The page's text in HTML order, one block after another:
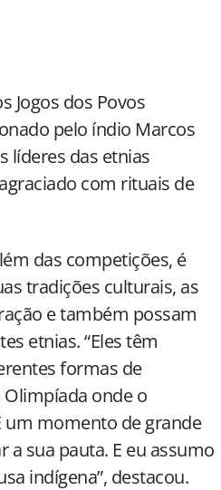
Jogos dos Povos
pelo índio Marcos
líderes das etnias
com rituais de
das competições, é
tradições culturais, as
e também possam
etnias. “Eles têm
formas de
onde o
um momento de grande
a sua pauta. E eu assumo
indígena”, destacou.